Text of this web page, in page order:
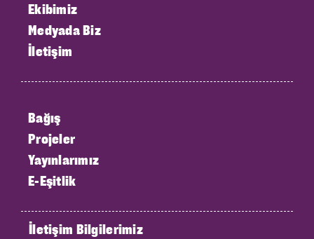
Ekibimiz
Medyada Biz
İletişim
Bağış
Projeler
Yayınlarımız
E-Eşitlik
İletişim Bilgilerimiz